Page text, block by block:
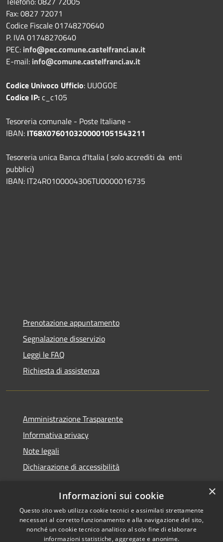
Fax: 0827 72071
Codice Fiscale 01748270640
P. IVA 01748270640
PEC: info@pec.comune.castelfranci.av.it
E-mail: info@comune.castelfranci.av.it
Codice Univoco Ufficio: UUOGOE
Codice IP:c_c105
Tesoreria comunale - Poste Italiane -
IBAN: IT68X0760103200001051543211
Tesoreria unica Banca d'Italia ( solo accrediti da enti
pubblici)
IBAN: IT24R0100004306TU0000016735
Prenotazione appuntamento
Segnalazione disservizio
Leggi le FAQ
Richiesta di assistenza
Amministrazione Trasparente
Informativa privacy
Note legali
Dichiarazione di accessibilità
RSS
Accessibilità
Copyright © 2026 • Comune di
Castelfranci • Powered by
×
Informazioni sui cookie
Questo sito web utilizza cookie tecnici e assimilati strettamente
necessari al corretto funzionamento e alla navigazione del sito,
nonché un cookie tecnico analitico al solo fine di elaborare
informazioni statistiche, aggregate e anonime.